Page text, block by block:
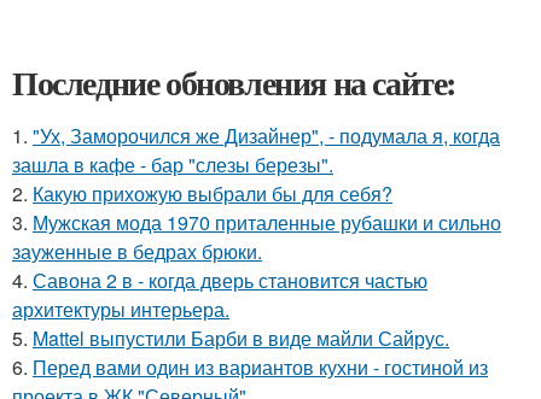
Последние обновления на сайте:
1. "Ух, Заморочился же Дизайнер", - подумала я, когда
зашла в кафе - бар "слезы березы".
2. Какую прихожую выбрали бы для себя?
3. Мужская мода 1970 приталенные рубашки и сильно
зауженные в бедрах брюки.
4. Савона 2 в - когда дверь становится частью
архитектуры интерьера.
5. Mattel выпустили Барби в виде майли Сайрус.
6. Перед вами один из вариантов кухни - гостиной из